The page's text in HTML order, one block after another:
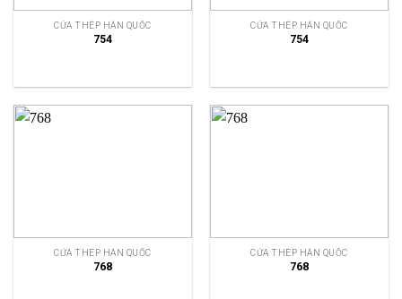
CỬA THÉP HÀN QUỐC
754
CỬA THÉP HÀN QUỐC
754
CỬA THÉP HÀN QUỐC
768
CỬA THÉP HÀN QUỐC
768